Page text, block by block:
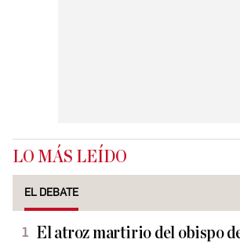
LO MÁS LEÍDO
EL DEBATE
El atroz martirio del obispo